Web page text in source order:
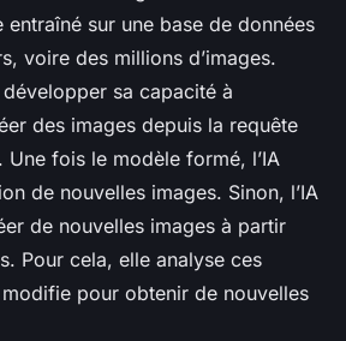
entraîné sur une base de données
voire des millions d’images.
sa capacité à
des images depuis la requête
fois le modèle formé, l’IA
de nouvelles images. Sinon, l’IA
de nouvelles images à partir
Pour cela, elle analyse ces
pour obtenir de nouvelles